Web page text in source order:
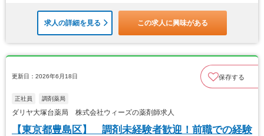
求人の詳細を見る この求人に興味がある
更新日：2026年6月18日 保存する
正社員 調剤薬局
ダリヤ大塚台薬局 株式会社ウィーズの薬剤師求人
【東京都豊島区】 調剤未経験者歓迎！前職での経験